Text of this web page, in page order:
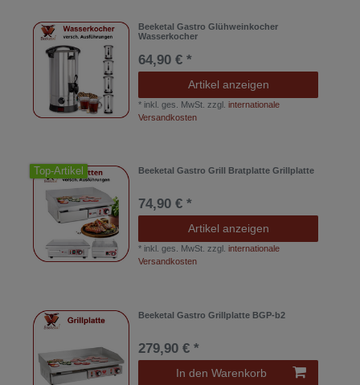
Beeketal Gastro Glühweinkocher
Wasserkocher
64,90 € *
Artikel anzeigen
* inkl. ges. MwSt. zzgl.internationale
Versandkosten
Top-Artikel Beeketal Gastro Grill Bratplatte Grillplatte
74,90 € *
Artikel anzeigen
* inkl. ges. MwSt. zzgl.internationale
Versandkosten
Beeketal Gastro Grillplatte BGP-b2
279,90 € *
In den Warenkorb